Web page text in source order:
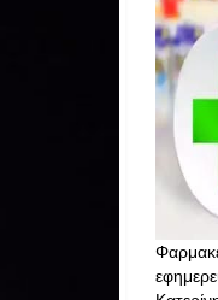
30 Ιουλ
2026